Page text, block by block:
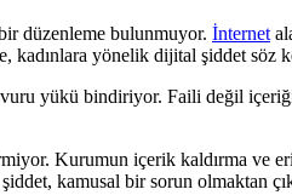
düzenleme bulunmuyor. İnternet
yönelik dijital şiddet söz
yükü bindiriyor. Faili değil
Kurumun içerik kaldırma ve
kamusal bir sorun olmaktan